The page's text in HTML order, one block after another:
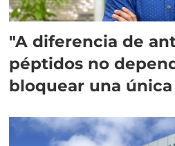
"A diferencia de
péptidos no
bloquear una